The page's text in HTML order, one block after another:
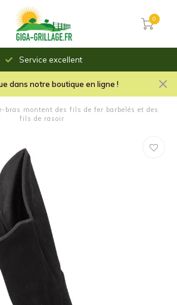
0
Service excellent
dans notre boutique en ligne !
bras montent des fils de fer barbelés et des
fils de rasoir